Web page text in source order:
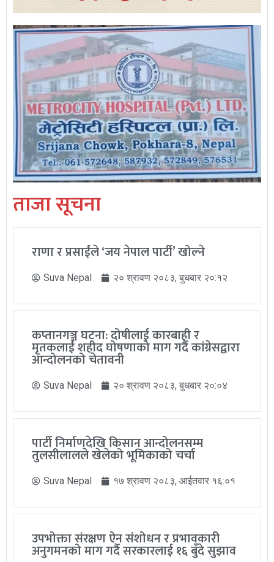
ताजा सूचना
राणा र प्रसाईंले ‘जय नेपाल पार्टी’ खोल्ने
Suva Nepal २० श्रावण २०८३, बुधबार २०:१२
कप्तानगञ्ज घटना: दोषीलाई कारबाही र
मृतकलाई शहीद घोषणाको माग गर्दै कांग्रेसद्वारा
आन्दोलनको चेतावनी
Suva Nepal २० श्रावण २०८३, बुधबार २०:०४
पार्टी निर्माणदेखि किसान आन्दोलनसम्म
तुलसीलालले खेलेको भूमिकाको चर्चा
Suva Nepal १७ श्रावण २०८३, आईतवार १६:०१
उपभोक्ता संरक्षण ऐन संशोधन र प्रभावकारी
अनुगमनको माग गर्दै सरकारलाई १६ बुँदे सुझाव